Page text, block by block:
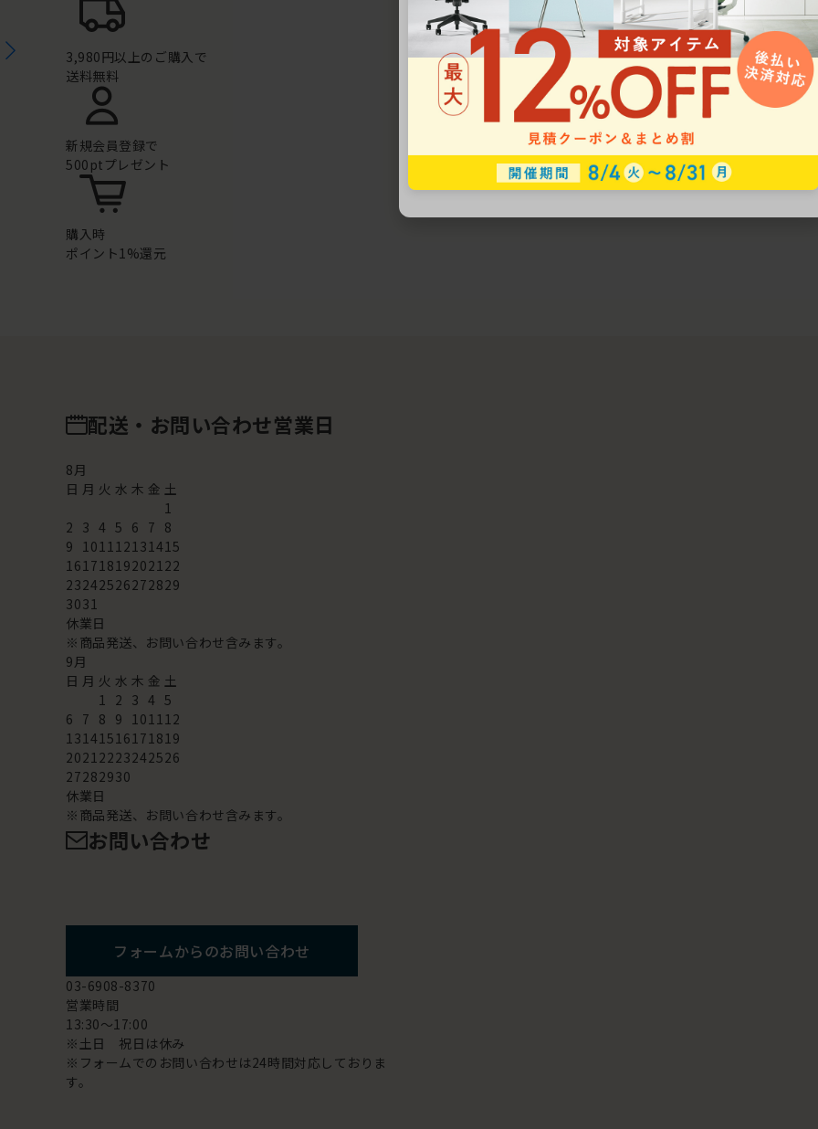
3,980円以上のご購入で
送料無料
新規会員登録で
500ptプレゼント
購入時
ポイント1%還元
配送・お問い合わせ営業日
8月
日 月 火 水 木 金 土
1
2 3 4 5 6 7 8
9 101112131415
16171819202122
23242526272829
3031
休業日
※商品発送、お問い合わせ含みます。
9月
日 月 火 水 木 金 土
1 2 3 4 5
6 7 8 9 101112
13141516171819
20212223242526
27282930
休業日
※商品発送、お問い合わせ含みます。
お問い合わせ
フォームからのお問い合わせ
03-6908-8370
営業時間
13:30～17:00
※土日 祝日は休み
※フォームでのお問い合わせは24時間対応しておりま
す。